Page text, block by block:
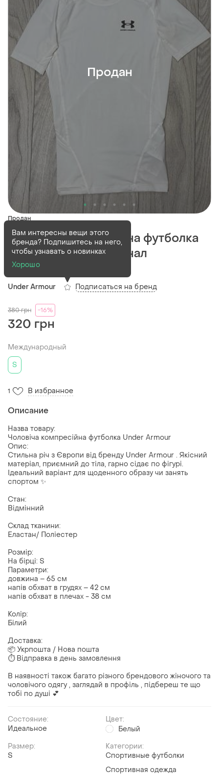
Продан
Продан
Чоловіча компресійна футболка
under armour . оригінал
Under Armour
Вам интересны вещи этого
бренда? Подпишитесь на него,
чтобы узнавать о новинках
Хорошо
Подписаться на бренд
380грн -16%
320 грн
Международный
S
1 В избранное
Описание
Назва товару:
Чоловіча компресійна футболка Under Armour
Опис:
Стильна річ з Європи від бренду Under Armour . Якісний
матеріал, приємний до тіла, гарно сідає по фігурі.
Ідеальний варіант для щоденного образу чи занять
спортом ✨
Стан:
Відмінний
Склад тканини:
Еластан/ Поліестер
Розмір:
На бірці: S
Параметри:
довжина – 65 см
напів обхват в грудях – 42 см
напів обхват в плечах - 38 см
Колір:
Білий
Доставка:
📦 Укрпошта / Нова пошта
⏱ Відправка в день замовлення
В наявності також багато різного брендового жіночого та
чоловічого одягу , заглядай в профіль , підбереш те що
тобі по душі 💕
Состояние:
Идеальное
Цвет:
Белый
Размер:
S
Категории:
Спортивные футболки
Спортивная одежда